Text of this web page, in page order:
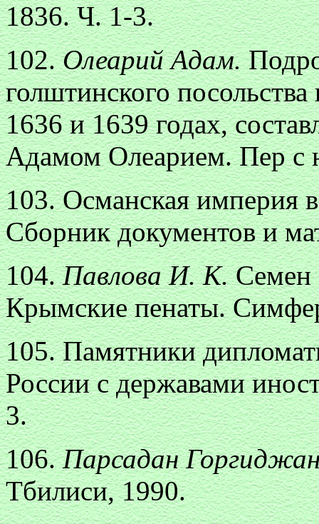
1836. Ч. 1-3.
102.Олеарий Адам.
голштинского
1636 и 1639 годах,
Адамом Олеарием. Пер с
103. Османская империя
Сборник документов и
104.Павлова И. К.Семен
Крымские пенаты.
105. Памятники
России с державами
3.
106.Парсадан
Тбилиси, 1990.